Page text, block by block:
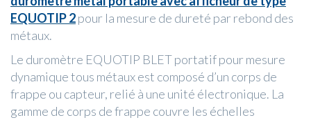
EQUOTIP 2pour la mesure de dureté par rebond des
métaux.
Le duromètre EQUOTIP BLET portatif pour mesure
dynamique tous métaux est composé d’un corps de
frappe ou capteur, relié à une unité électronique. La
gamme de corps de frappe couvre les échelles